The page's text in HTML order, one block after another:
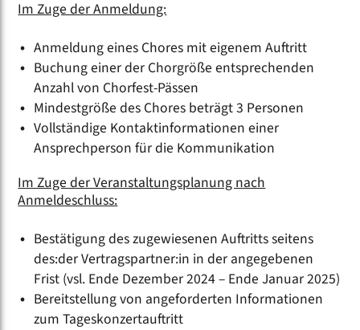
Im Zuge der Anmeldung:
Anmeldung eines Chores mit eigenem Auftritt
Buchung einer der Chorgröße entsprechenden
Anzahl von Chorfest-Pässen
Mindestgröße des Chores beträgt 3 Personen
Vollständige Kontaktinformationen einer
Ansprechperson für die Kommunikation
Im Zuge der Veranstaltungsplanung nach
Anmeldeschluss:
Bestätigung des zugewiesenen Auftritts seitens
des:der Vertragspartner:in in der angegebenen
Frist (vsl. Ende Dezember 2024 – Ende Januar 2025)
Bereitstellung von angeforderten Informationen
zum Tageskonzertauftritt